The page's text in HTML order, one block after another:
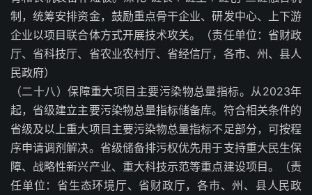
制，统筹安排资金，鼓励重点骨干企业、研发中心、上下游
企业以项目联合体方式开展技术攻关。（责任单位：省财政
厅、省科技厅、省农业农村厅、省经信厅，各市、州、县人
民政府）
（二十八）保障重大项目主要污染物总量指标。从2023年
起，省级建立主要污染物总量指标储备库。符合相关条件的
省级及以上重大项目主要污染物总量指标不足部分，可按程
序申请调剂解决。省级储备排污权优先用于支持重大民生保
障、战略性新兴产业、重大科技示范等重点建设项目。（责
任单位：省生态环境厅、省财政厅，各市、州、县人民政